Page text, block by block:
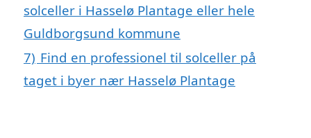
solceller i Hasselø Plantage eller hele
Guldborgsund kommune
7) Find en professionel til solceller på
taget i byer nær Hasselø Plantage